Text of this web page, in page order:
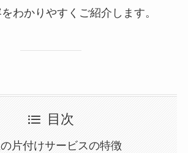
わかりやすくご紹介します。
目次
片付けサービスの特徴